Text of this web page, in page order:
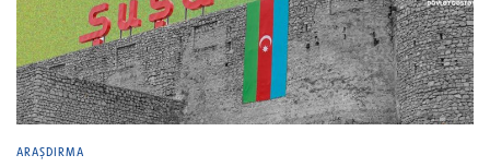
ARAŞDIRMA